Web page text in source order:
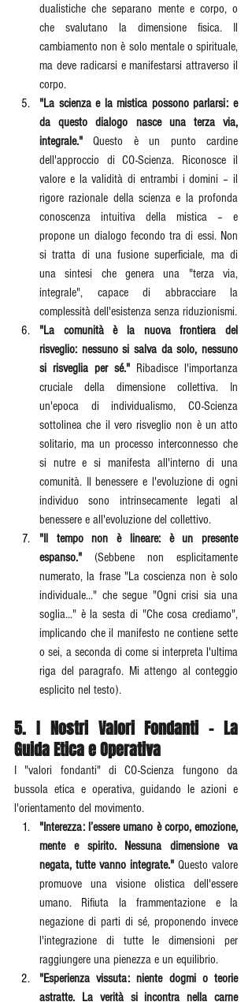
dualistiche che separano mente e corpo, o
che svalutano la dimensione fisica. Il
cambiamento non è solo mentale o spirituale,
ma deve radicarsi e manifestarsi attraverso il
corpo.
"La scienza e la mistica possono parlarsi: e
da questo dialogo nasce una terza via,
integrale." Questo è un punto cardine
dell'approccio di CO-Scienza. Riconosce il
valore e la validità di entrambi i domini – il
rigore razionale della scienza e la profonda
conoscenza intuitiva della mistica – e
propone un dialogo fecondo tra di essi. Non
si tratta di una fusione superficiale, ma di
una sintesi che genera una "terza via,
integrale", capace di abbracciare la
complessità dell'esistenza senza riduzionismi.
"La comunità è la nuova frontiera del
risveglio: nessuno si salva da solo, nessuno
si risveglia per sé." Ribadisce l'importanza
cruciale della dimensione collettiva. In
un'epoca di individualismo, CO-Scienza
sottolinea che il vero risveglio non è un atto
solitario, ma un processo interconnesso che
si nutre e si manifesta all'interno di una
comunità. Il benessere e l'evoluzione di ogni
individuo sono intrinsecamente legati al
benessere e all'evoluzione del collettivo.
"Il tempo non è lineare: è un presente
espanso." (Sebbene non esplicitamente
numerato, la frase "La coscienza non è solo
individuale..." che segue "Ogni crisi sia una
soglia..." è la sesta di "Che cosa crediamo",
implicando che il manifesto ne contiene sette
o sei, a seconda di come si interpreta l'ultima
riga del paragrafo. Mi attengo al conteggio
esplicito nel testo).
5. I Nostri Valori Fondanti - La
Guida Etica e Operativa
I "valori fondanti" di CO-Scienza fungono da
bussola etica e operativa, guidando le azioni e
l'orientamento del movimento.
"Interezza: l’essere umano è corpo, emozione,
mente e spirito. Nessuna dimensione va
negata, tutte vanno integrate." Questo valore
promuove una visione olistica dell'essere
umano. Rifiuta la frammentazione e la
negazione di parti di sé, proponendo invece
l'integrazione di tutte le dimensioni per
raggiungere una pienezza e un equilibrio.
"Esperienza vissuta: niente dogmi o teorie
astratte. La verità si incontra nella carne